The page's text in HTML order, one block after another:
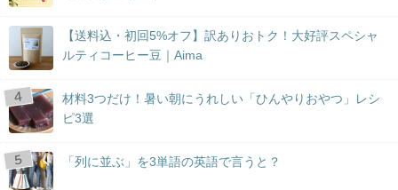
【送料込・初回5%オフ】訳ありおトク！大好評スペシャ
ルティコーヒー豆｜Aima
材料3つだけ！暑い朝にうれしい「ひんやりおやつ」レシ
ピ3選
「列に並ぶ」を3単語の英語で言うと？